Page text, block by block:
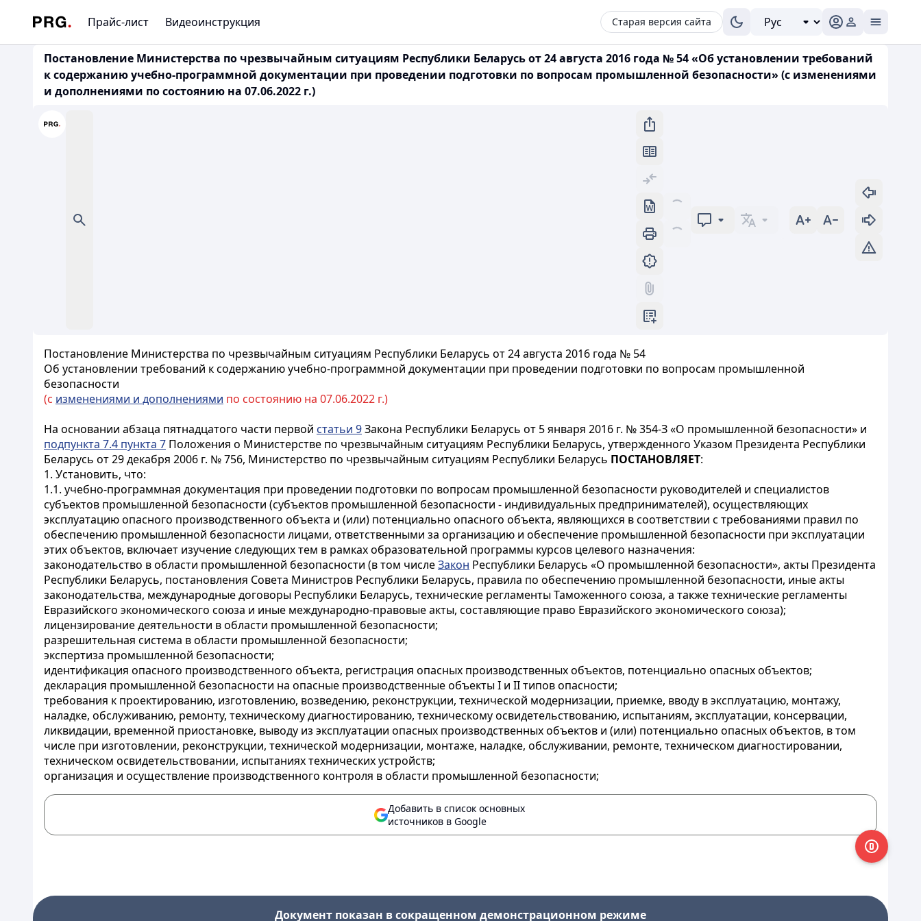
Прайс-лист Видеоинструкция Старая версия сайта
Постановление Министерства по чрезвычайным ситуациям Республики Беларусь от 24 августа 2016 года № 54 «Об установлении требований
к содержанию учебно-программной документации при проведении подготовки по вопросам промышленной безопасности» (с изменениями
и дополнениями по состоянию на 07.06.2022 г.)
Постановление Министерства по чрезвычайным ситуациям Республики Беларусь от 24 августа 2016 года № 54
Об установлении требований к содержанию учебно-программной документации при проведении подготовки по вопросам промышленной
безопасности
(с изменениями и дополнениями по состоянию на 07.06.2022 г.)
На основании абзаца пятнадцатого части первой статьи 9Закона Республики Беларусь от 5 января 2016 г. № 354-З «О промышленной безопасности» и
подпункта 7.4 пункта 7 Положения о Министерстве по чрезвычайным ситуациям Республики Беларусь, утвержденного Указом Президента Республики
Беларусь от 29 декабря 2006 г. № 756, Министерство по чрезвычайным ситуациям Республики Беларусь ПОСТАНОВЛЯЕТ:
1. Установить, что:
1.1. учебно-программная документация при проведении подготовки по вопросам промышленной безопасности руководителей и специалистов
субъектов промышленной безопасности (субъектов промышленной безопасности - индивидуальных предпринимателей), осуществляющих
эксплуатацию опасного производственного объекта и (или) потенциально опасного объекта, являющихся в соответствии с требованиями правил по
обеспечению промышленной безопасности лицами, ответственными за организацию и обеспечение промышленной безопасности при эксплуатации
этих объектов, включает изучение следующих тем в рамках образовательной программы курсов целевого назначения:
законодательство в области промышленной безопасности (в том числеЗакон Республики Беларусь «О промышленной безопасности», акты Президента
Республики Беларусь, постановления Совета Министров Республики Беларусь, правила по обеспечению промышленной безопасности, иные акты
законодательства, международные договоры Республики Беларусь, технические регламенты Таможенного союза, а также технические регламенты
Евразийского экономического союза и иные международно-правовые акты, составляющие право Евразийского экономического союза);
лицензирование деятельности в области промышленной безопасности;
разрешительная система в области промышленной безопасности;
экспертиза промышленной безопасности;
идентификация опасного производственного объекта, регистрация опасных производственных объектов, потенциально опасных объектов;
декларация промышленной безопасности на опасные производственные объекты I и II типов опасности;
требования к проектированию, изготовлению, возведению, реконструкции, технической модернизации, приемке, вводу в эксплуатацию, монтажу,
наладке, обслуживанию, ремонту, техническому диагностированию, техническому освидетельствованию, испытаниям, эксплуатации, консервации,
ликвидации, временной приостановке, выводу из эксплуатации опасных производственных объектов и (или) потенциально опасных объектов, в том
числе при изготовлении, реконструкции, технической модернизации, монтаже, наладке, обслуживании, ремонте, техническом диагностировании,
техническом освидетельствовании, испытаниях технических устройств;
организация и осуществление производственного контроля в области промышленной безопасности;
Добавить в список основных
источников в Google
Документ показан в сокращенном демонстрационном режиме